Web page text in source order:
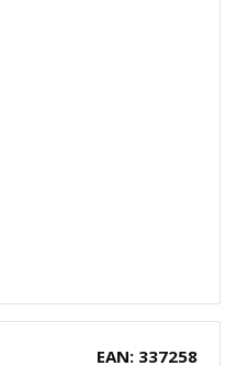
EAN: 337258